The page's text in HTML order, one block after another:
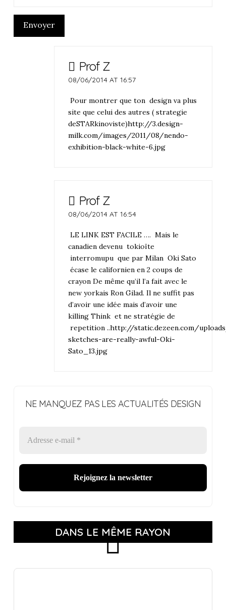
Envoyer
Prof Z
08/06/2014 AT 16:57
Pour montrer que ton design va plus
site que celui des autres ( strategie
deSTARkinoviste)http://3.design-
milk.com/images/2011/08/nendo-
exhibition-black-white-6.jpg
Prof Z
08/06/2014 AT 16:54
LE LINK EST FACILE …. Mais le
canadien devenu tokioïte
interromupu que par Milan Oki Sato
écase le californien en 2 coups de
crayon De même qu’il l’a fait avec le
new yorkais Ron Gilad. Il ne suffit pas
d’avoir une idée mais d’avoir une
killing Think et ne stratégie de
repetition ..http://static.dezeen.com/
sketches-are-really-awful-Oki-
Sato_13.jpg
NE MANQUEZ PAS LES ACTUALITÉS DESIGN
DANS LE MÊME RAYON